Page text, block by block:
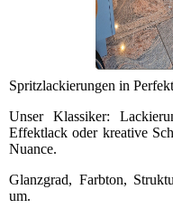
Spritzlackierungen in
Unser Klassiker:
Effektlack oder kreative
Nuance.
Glanzgrad, Farbton,
um.